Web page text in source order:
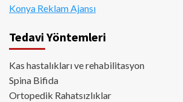
Konya Reklam Ajansı
Tedavi Yöntemleri
Kas hastalıkları ve rehabilitasyon
Spina Bifida
Ortopedik Rahatsızlıklar